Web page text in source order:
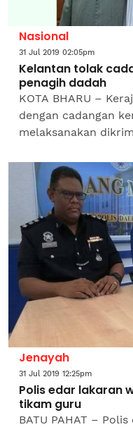
Nasional
31 Jul 2019 02:05pm
Kelantan tolak
penagih dadah
KOTA BHARU –
dengan cadangan
melaksanakan
Datuk Mohd Amar
Jenayah
31 Jul 2019 12:25pm
Polis edar lakaran
tikam guru
BATU PAHAT –